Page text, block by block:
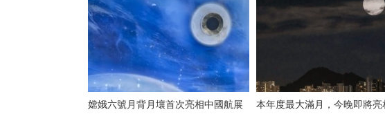
嫦娥六號月背月壤首次亮相中國航展 本年度最大滿月，今晚即將亮